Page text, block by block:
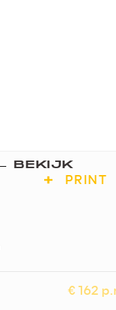
BEKIJK
PRINT
€ 162